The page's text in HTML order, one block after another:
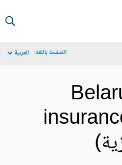
الصفحة باللغة: العربية